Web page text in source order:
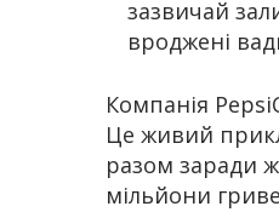
зазвичай
вроджені
Компанія
Це живий
разом заради
мільйони